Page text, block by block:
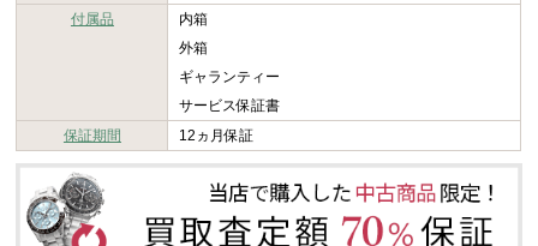
付属品
内箱
外箱
ギャランティー
サービス保証書
保証期間
12ヵ月保証